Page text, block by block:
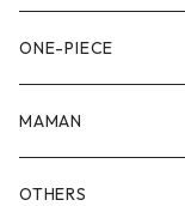
90size
100size
110size
80size
90size
100size
ONE-PIECE
80size
90size
MAMAN
OTHERS